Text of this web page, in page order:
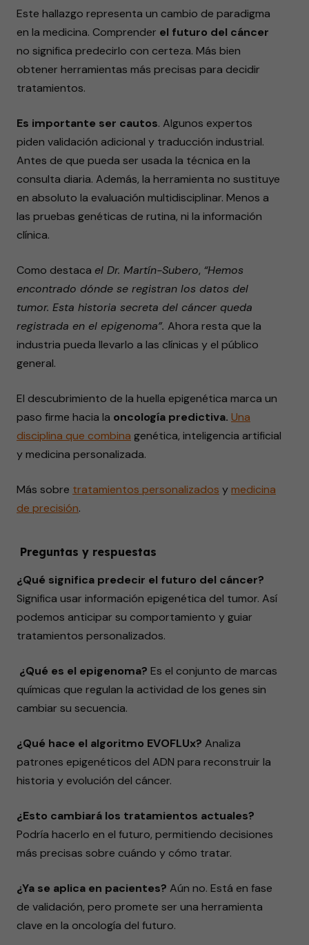
Este hallazgo representa un cambio de paradigma
en la medicina. Comprender el futuro del cáncer
no significa predecirlo con certeza. Más bien
obtener herramientas más precisas para decidir
tratamientos.
Es importante ser cautos. Algunos expertos
piden validación adicional y traducción industrial.
Antes de que pueda ser usada la técnica en la
consulta diaria. Además, la herramienta no sustituye
en absoluto la evaluación multidisciplinar. Menos a
las pruebas genéticas de rutina, ni la información
clínica.
Como destaca el Dr. Martín-Subero, “Hemos
encontrado dónde se registran los datos del
tumor. Esta historia secreta del cáncer queda
registrada en el epigenoma”. Ahora resta que la
industria pueda llevarlo a las clínicas y el público
general.
El descubrimiento de la huella epigenética marca un
paso firme hacia la oncología predictiva. Una
disciplina que combina genética, inteligencia artificial
y medicina personalizada.
Más sobre tratamientos personalizados ymedicina
de precisión.
Preguntas y respuestas
¿Qué significa predecir el futuro del cáncer?
Significa usar información epigenética del tumor. Así
podemos anticipar su comportamiento y guiar
tratamientos personalizados.
¿Qué es el epigenoma? Es el conjunto de marcas
químicas que regulan la actividad de los genes sin
cambiar su secuencia.
¿Qué hace el algoritmo EVOFLUx? Analiza
patrones epigenéticos del ADN para reconstruir la
historia y evolución del cáncer.
¿Esto cambiará los tratamientos actuales?
Podría hacerlo en el futuro, permitiendo decisiones
más precisas sobre cuándo y cómo tratar.
¿Ya se aplica en pacientes? Aún no. Está en fase
de validación, pero promete ser una herramienta
clave en la oncología del futuro.